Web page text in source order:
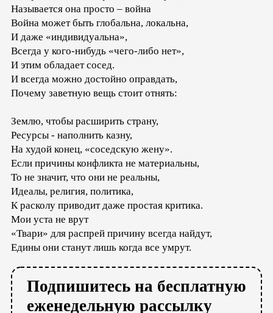
Называется она просто – война
Война может быть глобальна, локальна,
И даже «индивидуальна»,
Всегда у кого-нибудь «чего-либо нет»,
И этим обладает сосед.
И всегда можно достойно оправдать,
Почему заветную вещь стоит отнять:
Землю, чтобы расширить страну,
Ресурсы - наполнить казну,
На худой конец, «соседскую жену».
Если причины конфликта не материальны,
То не значит, что они не реальны,
Идеалы, религия, политика,
К расколу приводит даже простая критика.
Мои уста не врут
«Твари» для распрей причину всегда найдут,
Едины они станут лишь когда все умрут.
Подпишитесь на бесплатную
еженедельную рассылку